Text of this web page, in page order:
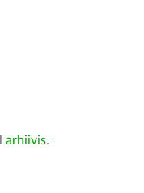
arhiivis.